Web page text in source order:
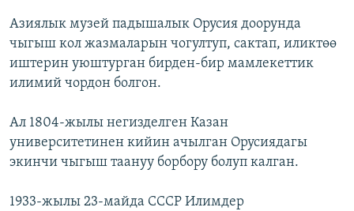
Азиялык музей падышалык Орусия доорунда
чыгыш кол жазмаларын чогултуп, сактап, иликтөө
иштерин уюштурган бирден-бир мамлекеттик
илимий чордон болгон.
Ал 1804-жылы негизделген Казан
университетинен кийин ачылган Орусиядагы
экинчи чыгыш таануу борбору болуп калган.
1933-жылы 23-майда СССР Илимдер